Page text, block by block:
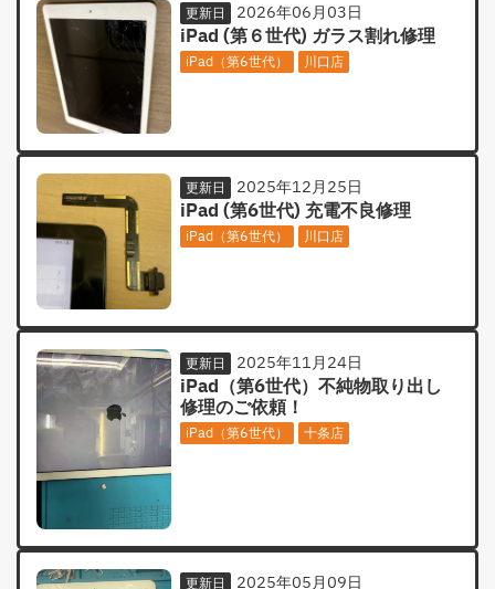
更新日 2026年06月03日
iPad (第６世代) ガラス割れ修理
iPad（第6世代） 川口店
更新日 2025年12月25日
iPad (第6世代) 充電不良修理
iPad（第6世代） 川口店
更新日 2025年11月24日
iPad（第6世代）不純物取り出し
修理のご依頼！
iPad（第6世代） 十条店
更新日 2025年05月09日